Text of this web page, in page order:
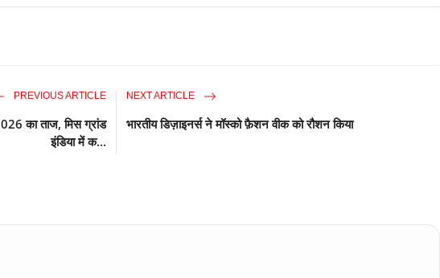
PREVIOUS ARTICLE
2026 का ताज, मिस ग्रांड
इंडिया में क...
NEXT ARTICLE
भारतीय डिज़ाइनर्स ने मॉस्को फ़ैशन वीक को रौशन किया